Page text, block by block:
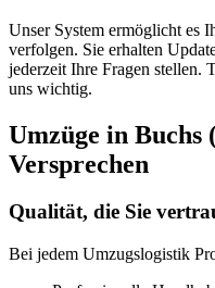
Unser System ermöglicht es
verfolgen. Sie erhalten
jederzeit Ihre Fragen stellen.
uns wichtig.
Umzüge in Buchs
Versprechen
Qualität, die Sie
Bei jedem Umzugslogistik